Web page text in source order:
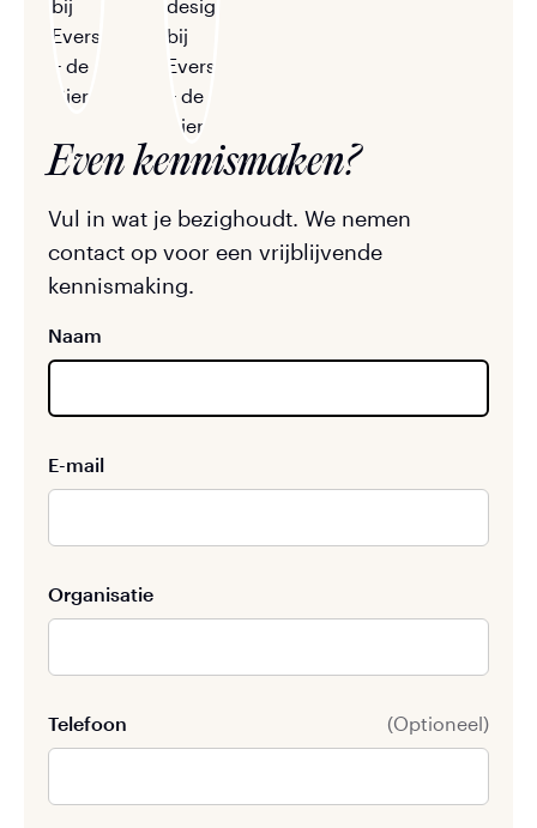
Even kennismaken?
Vul in wat je bezighoudt. We nemen
contact op voor een vrijblijvende
kennismaking.
Naam
E-mail
Organisatie
Telefoon (Optioneel)